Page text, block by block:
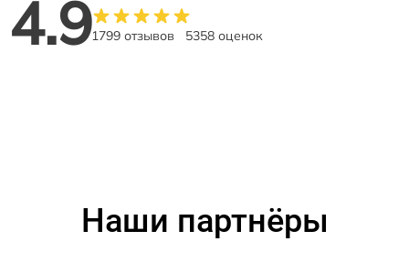
4.91799 отзывов 5358 оценок
Наши партнёры